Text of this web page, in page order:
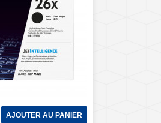
AJOUTER AU PANIER